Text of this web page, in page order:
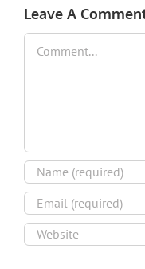
Leave A
Comment